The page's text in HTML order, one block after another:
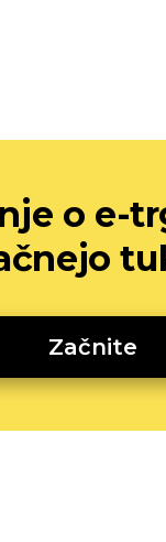
o e-
Začnite